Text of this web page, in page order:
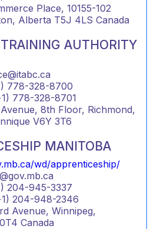
Place, 10155-102
Alberta T5J 4LS Canada
AUTHORITY
778-328-8700
778-328-8701
8th Floor, Richmond,
V6Y 3T6
MANITOBA
wd/apprenticeship/
204-945-3337
204-948-2346
Avenue, Winnipeg,
Canada